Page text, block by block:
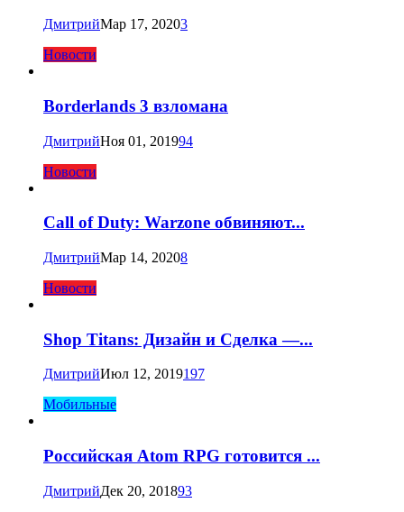
ДмитрийМар 17, 20203
Новости
Borderlands 3 взломана
ДмитрийНоя 01, 201994
Новости
Call of Duty: Warzone обвиняют...
ДмитрийМар 14, 20208
Новости
Shop Titans: Дизайн и Сделка —...
ДмитрийИюл 12, 2019197
Мобильные
Российская Atom RPG готовится ...
ДмитрийДек 20, 201893